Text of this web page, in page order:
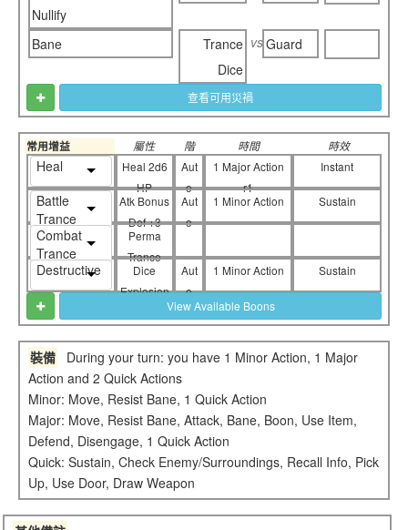
Nullify
Bane
Trance
Dice
vs Guard
查看可用災禍
常用增益 屬性 階 時間 時效
Heal
Heal 2d6
HP
Aut
o
1 Major Action
r1
Instant
Battle
Trance
Atk Bonus
Def +3
Aut
o
1 Minor Action Sustain
Combat
Trance
Perma
Trance
Destructive
Dice
Explosion
Aut
o
1 Minor Action Sustain
View Available Boons
裝備
During your turn: you have 1 Minor Action, 1 Major
Action and 2 Quick Actions
Minor: Move, Resist Bane, 1 Quick Action
Major: Move, Resist Bane, Attack, Bane, Boon, Use Item,
Defend, Disengage, 1 Quick Action
Quick: Sustain, Check Enemy/Surroundings, Recall Info, Pick
Up, Use Door, Draw Weapon